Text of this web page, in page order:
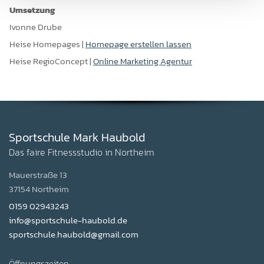
Umsetzung
Ivonne Drube
Heise Homepages | Homepage erstellen lassen
Heise RegioConcept |Online Marketing Agentur
Sportschule Mark Haubold
Das faire Fitnessstudio in Northeim
Mauerstraße 13
37154 Northeim
0159 02943243
info@sportschule-haubold.de
sportschule.haubold@gmail.com